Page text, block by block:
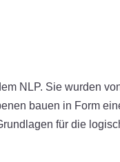
NLP. Sie wurden
bauen in Form
für die